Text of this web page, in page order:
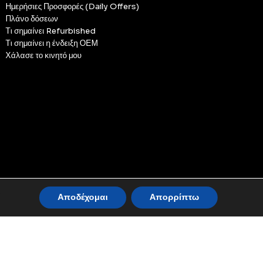
Ημερήσιες Προσφορές (Daily Offers)
Πλάνο δόσεων
Τι σημαίνει Refurbished
Τι σημαίνει η ένδειξη ΟΕΜ
Χάλασε το κινητό μου
Αποδέχομαι Απορρίπτω